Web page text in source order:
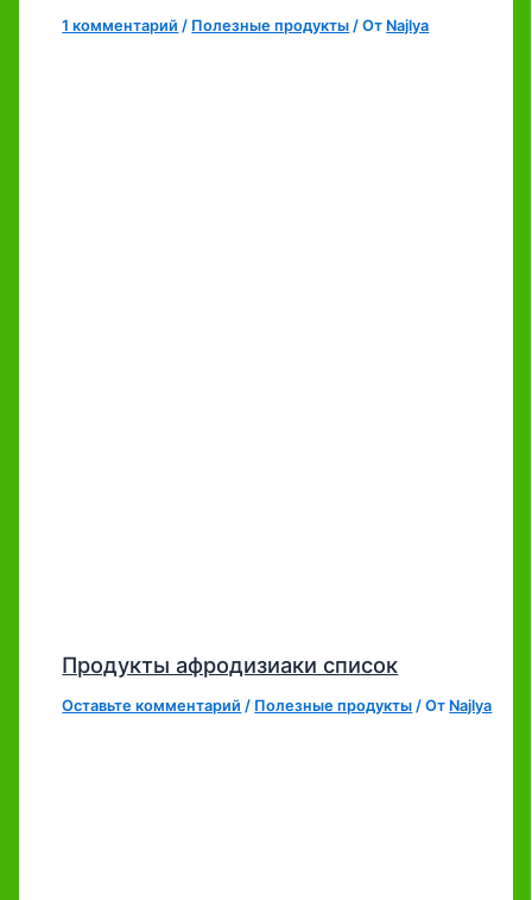
1 комментарий / Полезные продукты / От Najlya
Продукты афродизиаки список
Оставьте комментарий / Полезные продукты / От Najlya